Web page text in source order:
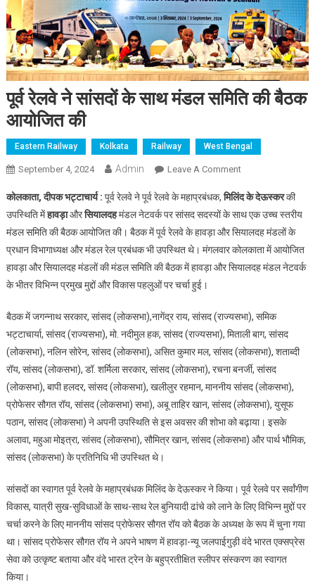
पूर्व रेलवे ने सांसदों के साथ मंडल समिति की बैठक
आयोजित की
Eastern Railway Kolkata Railway West Bengal
September 4, 2024 Admin Leave A CommentOn
रेलवे
ने
सांसदों
के
साथ
की
बैठक
आयोजित
की
कोलकाता, दीपक भट्टाचार्य : पूर्व रेलवे ने पूर्व रेलवे के महाप्रबंधक,मिलिंद के देऊस्करकी
उपस्थिति मेंहावड़ाऔरसियालदहमंडल नेटवर्क पर सांसद सदस्यों के साथ एक उच्च स्तरीय
मंडल समिति की बैठक आयोजित की। बैठक में पूर्व रेलवे के हावड़ा और सियालदह मंडलों के
प्रधान विभागाध्यक्ष और मंडल रेल प्रबंधक भी उपस्थित थे। मंगलवार कोलकाता में आयोजित
हावड़ा और सियालदह मंडलों की मंडल समिति की बैठक में हावड़ा और सियालदह मंडल नेटवर्क
के भीतर विभिन्न प्रमुख मुद्दों और विकास पहलुओं पर चर्चा हुई।
बैठक में जगन्नाथ सरकार, सांसद (लोकसभा),नागेंद्र राय, सांसद (राज्यसभा), समिक
भट्टाचार्या, सांसद (राज्यसभा), मो. नदीमुल हक, सांसद (राज्यसभा), मिताली बाग, सांसद
(लोकसभा), नलिन सोरेन, सांसद (लोकसभा), असित कुमार मल, सांसद (लोकसभा), शताब्दी
रॉय, सांसद (लोकसभा), डॉ. शर्मिला सरकार, सांसद (लोकसभा), रचना बनर्जी, सांसद
(लोकसभा), बापी हलदर, सांसद (लोकसभा), खलीलुर रहमान, माननीय सांसद (लोकसभा),
प्रोफेसर सौगत रॉय, सांसद (लोकसभा) सभा), अबू ताहिर खान, सांसद (लोकसभा), युसूफ
पठान, सांसद (लोकसभा) ने अपनी उपस्थिति से इस अवसर की शोभा को बढ़ाया। इसके
अलावा, महुआ मोइत्रा, सांसद (लोकसभा), सौमित्र खान, सांसद (लोकसभा) और पार्थ भौमिक,
सांसद (लोकसभा) के प्रतिनिधि भी उपस्थित थे।
सांसदों का स्वागत पूर्व रेलवे के महाप्रबंधक मिलिंद के देऊस्कर ने किया। पूर्व रेलवे पर सर्वांगीण
विकास, यात्री सुख-सुविधाओं के साथ-साथ रेल बुनियादी ढांचे को लाने के लिए विभिन्न मुद्दों पर
चर्चा करने के लिए माननीय सांसद प्रोफेसर सौगत रॉय को बैठक के अध्यक्ष के रूप में चुना गया
था। सांसद प्रोफेसर सौगत रॉय ने अपने भाषण में हावड़ा-न्यू जलपाईगुड़ी वंदे भारत एक्सप्रेस
सेवा को उत्कृष्ट बताया और वंदे भारत ट्रेन के बहुप्रतीक्षित स्लीपर संस्करण का स्वागत
किया।